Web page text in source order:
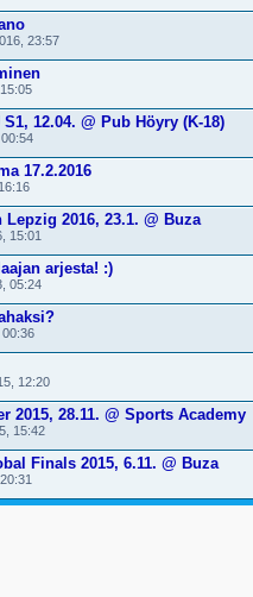
23:57
12.04. @ Pub Höyry (K-18)
17.2.2016
2016, 23.1. @ Buza
15:01
arjesta! :)
05:24
12:20
2015, 28.11. @ Sports Academy
15:42
Finals 2015, 6.11. @ Buza